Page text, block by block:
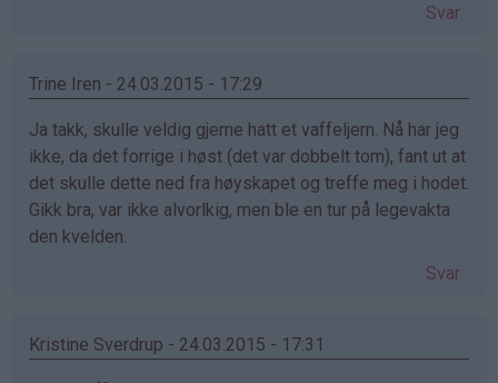
Svar
Trine Iren - 24.03.2015 - 17:29
Ja takk, skulle veldig gjerne hatt et vaffeljern. Nå har jeg
ikke, da det forrige i høst (det var dobbelt tom), fant ut at
det skulle dette ned fra høyskapet og treffe meg i hodet.
Gikk bra, var ikke alvorlkig, men ble en tur på legevakta
den kvelden.
Svar
Kristine Sverdrup - 24.03.2015 - 17:31